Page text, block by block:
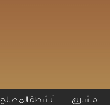
مشاريع أنشطة المصالح